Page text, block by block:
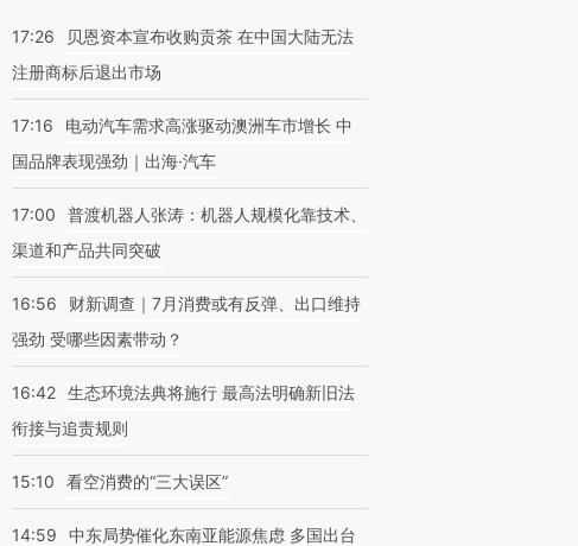
17:26
贝恩资本宣布收购贡茶 在中国大陆无法
注册商标后退出市场
17:16
电动汽车需求高涨驱动澳洲车市增长 中
国品牌表现强劲｜出海·汽车
17:00
普渡机器人张涛：机器人规模化靠技术、
渠道和产品共同突破
16:56
财新调查｜7月消费或有反弹、出口维持
强劲 受哪些因素带动？
16:42 生态环境法典将施行 最高法明确新旧法
衔接与追责规则
15:10 看空消费的“三大误区”
14:59
中东局势催化东南亚能源焦虑 多国出台